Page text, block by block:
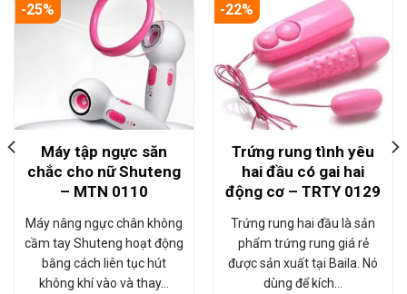
-25%
Máy tập ngực săn
chắc cho nữ Shuteng
– MTN 0110
Máy nâng ngực chân không
cầm tay Shuteng hoạt động
bằng cách liên tục hút
không khí vào và thay…
-22%
Trứng rung tình yêu
hai đầu có gai hai
động cơ – TRTY 0129
Trứng rung hai đầu là sản
phẩm trứng rung giá rẻ
được sản xuất tại Baila. Nó
dùng để kích…